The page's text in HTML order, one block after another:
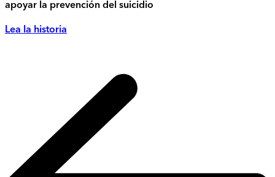
apoyar la prevención del suicidio
Lea la historia